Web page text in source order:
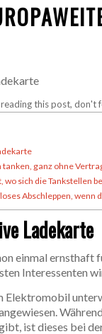
this post, don't
tanken, ganz ohne
wo sich die Tankstellen
Abschleppen, wenn
Ladekarte
einmal ernsthaft
Interessenten
Elektromobil
ist dieses bei